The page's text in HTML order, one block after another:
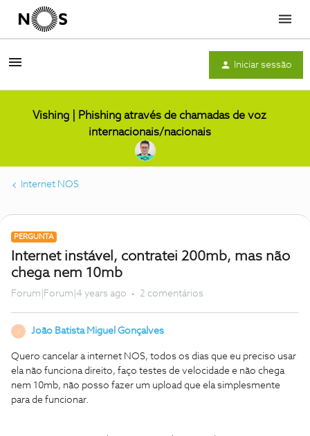
Menu
Iniciar sessão
Vishing | Phishing através de chamadas de voz
internacionais/nacionais
Internet NOS
PERGUNTA
Internet instável, contratei 200mb, mas não
chega nem 10mb
Forum|Forum|4 years ago 2 comentários
João Batista Miguel Gonçalves
Quero cancelar a internet NOS, todos os dias que eu preciso usar
ela não funciona direito, faço testes de velocidade e não chega
nem 10mb, não posso fazer um upload que ela simplesmente
para de funcionar.